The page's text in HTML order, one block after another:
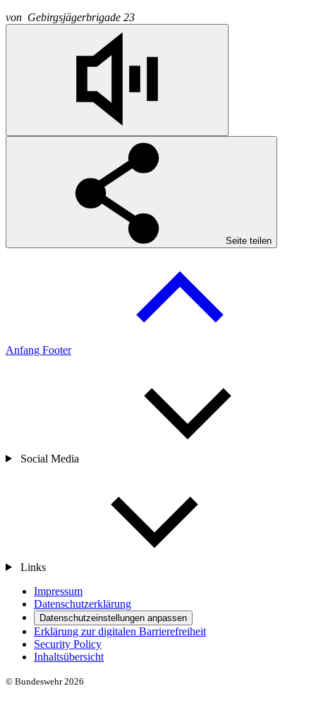
von Gebirgsjägerbrigade 23
Seite teilen
Anfang Footer
Social Media
Links
Impressum
Datenschutzerklärung
Datenschutzeinstellungen anpassen
Erklärung zur digitalen Barrierefreiheit
Security Policy
Inhaltsübersicht
© Bundeswehr 2026